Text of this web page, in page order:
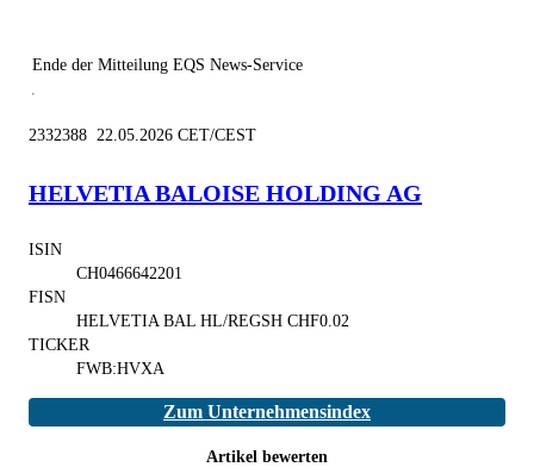
Ende der Mitteilung EQS News-Service
2332388 22.05.2026 CET/CEST
HELVETIA BALOISE HOLDING AG
ISIN
CH0466642201
FISN
HELVETIA BAL HL/REGSH CHF0.02
TICKER
FWB:HVXA
Zum Unternehmensindex
Artikel bewerten